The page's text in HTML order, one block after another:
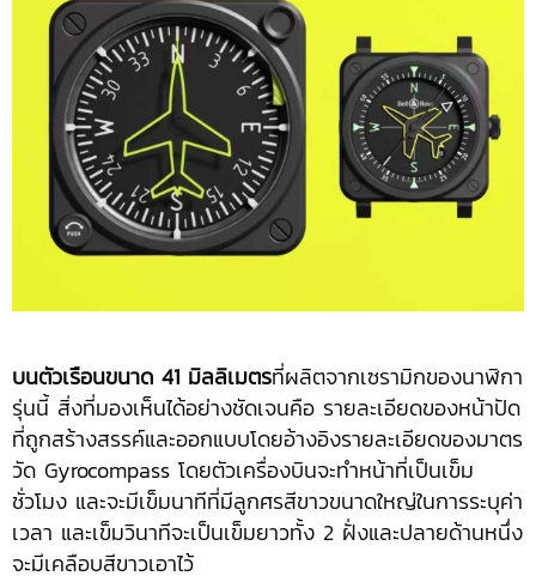
บนตัวเรือนขนาด 41 มิลลิเมตรที่ผลิตจากเซรามิกของนาฬิกา
รุ่นนี้ สิ่งที่มองเห็นได้อย่างชัดเจนคือ รายละเอียดของหน้าปัด
ที่ถูกสร้างสรรค์และออกแบบโดยอ้างอิงรายละเอียดของมาตร
วัด Gyrocompass โดยตัวเครื่องบินจะทำหน้าที่เป็นเข็ม
ชั่วโมง และจะมีเข็มนาทีที่มีลูกศรสีขาวขนาดใหญ่ในการระบุค่า
เวลา และเข็มวินาทีจะเป็นเข็มยาวทั้ง 2 ฝั่งและปลายด้านหนึ่ง
จะมีเคลือบสีขาวเอาไว้